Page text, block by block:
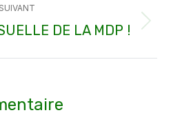
:
SUIVANT
Article DE LA MDP !